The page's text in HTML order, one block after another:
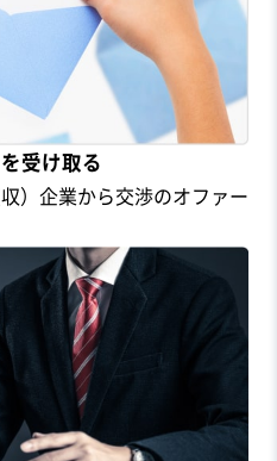
受け取る
）企業から交渉のオファー